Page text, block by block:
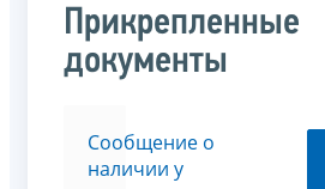
Прикрепленные
документы
Сообщение о
наличии у